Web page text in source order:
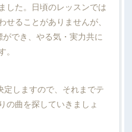
した。日頃のレッスンでは
ることがありませんが、
でき、やる気・実力共に
しますので、それまでテ
の曲を探していきましょ